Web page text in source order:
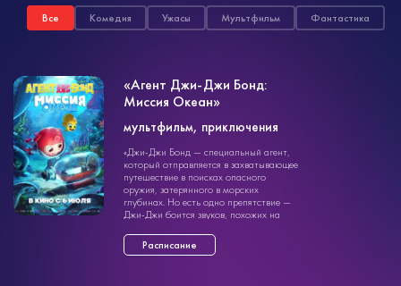
Все Комедия Ужасы Мультфильм Фантастика
мультфильм
1ч. 25мин.
0+
«Агент Джи-Джи Бонд:
Миссия Океан»
мультфильм, приключения
«Джи-Джи Бонд — специальный агент,
который отправляется в захватывающее
путешествие в поисках опасного
оружия, затерянного в морских
глубинах. Но есть одно препятствие —
Джи-Джи боится звуков, похожих на
кислорода. Вместе ...»
Расписание